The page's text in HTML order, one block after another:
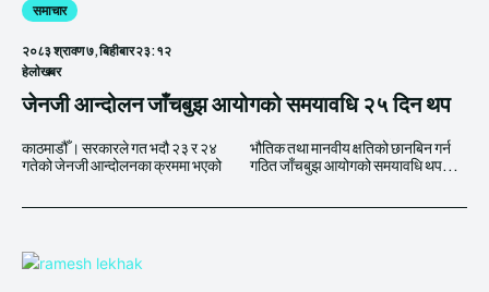
समाचार
२०८३ श्रावण ७, बिहीबार २३:१२
हेलाेखबर
जेनजी आन्दोलन जाँचबुझ आयोगको समयावधि २५ दिन थप
काठमाडौँ । सरकारले गत भदौ २३ र २४
गतेको जेनजी आन्दोलनका क्रममा भएको
भौतिक तथा मानवीय क्षतिको छानबिन गर्न
गठित जाँचबुझ आयोगको समयावधि थप...